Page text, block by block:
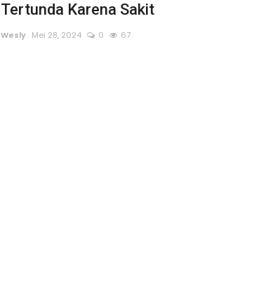
Tertunda Karena Sakit
Wesly Mei 28, 2024 0 67